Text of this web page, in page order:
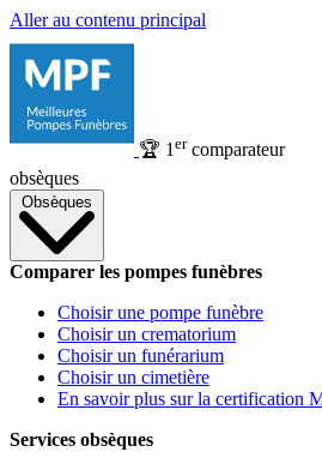
Aller au contenu principal
🏆 1 ercomparateur
obsèques
Obsèques
Comparer les pompes funèbres
Choisir une pompe funèbre
Choisir un crematorium
Choisir un funérarium
Choisir un cimetière
En savoir plus sur la certification
Services obsèques